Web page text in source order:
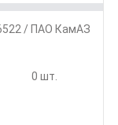
/ ПАО КамАЗ
0 шт.